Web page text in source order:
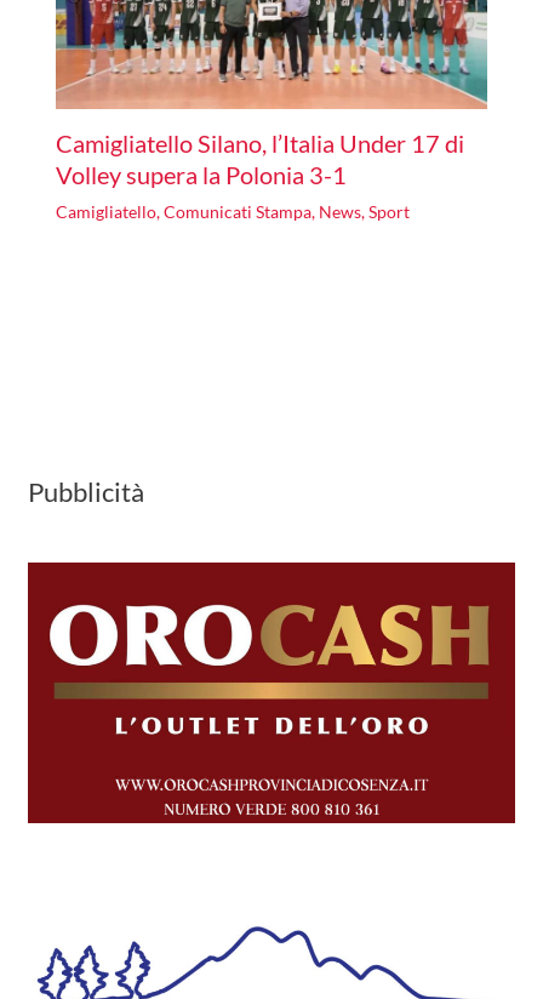
Camigliatello Silano, l’Italia Under 17 di
Volley supera la Polonia 3-1
Camigliatello,Comunicati Stampa, News,Sport
Pubblicità